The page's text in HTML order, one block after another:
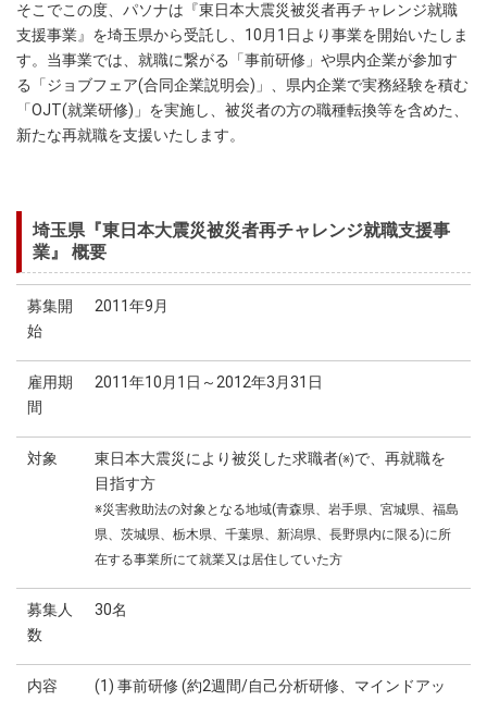
そこでこの度、パソナは『東日本大震災被災者再チャレンジ就職
支援事業』を埼玉県から受託し、10月1日より事業を開始いたしま
す。当事業では、就職に繋がる「事前研修」や県内企業が参加す
る「ジョブフェア(合同企業説明会)」、県内企業で実務経験を積む
「OJT(就業研修)」を実施し、被災者の方の職種転換等を含めた、
新たな再就職を支援いたします。
埼玉県『東日本大震災被災者再チャレンジ就職支援事
業』 概要
募集開
始
2011年9月
雇用期
間
2011年10月1日～2012年3月31日
対象 東日本大震災により被災した求職者(※)で、再就職を
目指す方
※災害救助法の対象となる地域(青森県、岩手県、宮城県、福島
県、茨城県、栃木県、千葉県、新潟県、長野県内に限る)に所
在する事業所にて就業又は居住していた方
募集人
数
30名
内容
(1) 事前研修 (約2週間/自己分析研修、マインドアッ